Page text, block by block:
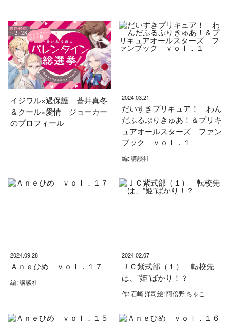
イジワル×過保護 蒼井真冬
＆クール×愛情 ジョーカー
のプロフィール
2024.03.21
だいすきプリキュア！ わん
だふるぷりきゅあ！＆プリキ
ュアオールスターズ ファン
ブック ｖｏｌ．１
編: 講談社
2024.09.28
Ａｎｅひめ ｖｏｌ．１７
編: 講談社
2024.02.07
ＪＣ紫式部（１） 転校先
は、”姫”ばかり！？
作: 石崎 洋司絵: 阿倍野 ちゃこ